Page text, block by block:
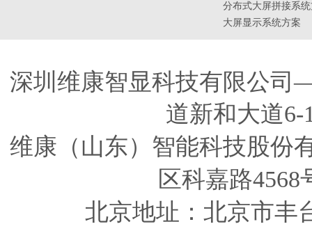
分布式大屏拼接系
大屏显示系统方案
深圳维康智显科技有限公
道新和大道6-
维康（山东）智能科技股
区科嘉路
北京地址：北京市丰